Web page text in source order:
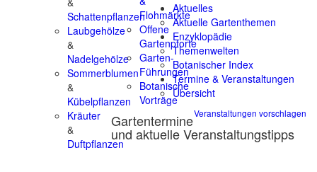
Schattenpflanzen
Laubgehölze
&
Nadelgehölze
Sommerblumen
&
Kübelpflanzen
Kräuter
&
Duftpflanzen
Flohmärkte
Offene
Gartenpforte
Garten-
Führungen
Botanische
Vorträge
Veranstaltungen vorschlagen
Gartentermine
und aktuelle Veranstaltungstipps
Aktuelles
Aktuelle Gartenthemen
Enzyklopädie
Themenwelten
Botanischer Index
Termine & Veranstaltungen
Übersicht